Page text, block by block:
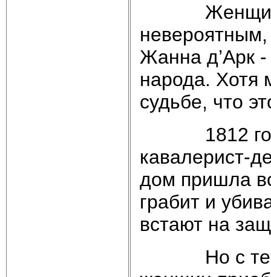
Женщина-
Жанна д’Арк -
народа. Хотя
судьбе, что
1812 год:
кавалерист-
дом пришла
грабит и
встают на
Но с